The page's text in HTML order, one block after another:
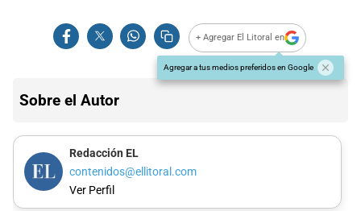
+ Agregar El Litoral en
Agregar a tus medios preferidos en Google
Sobre el Autor
Redacción EL
contenidos@ellitoral.com
Ver Perfil